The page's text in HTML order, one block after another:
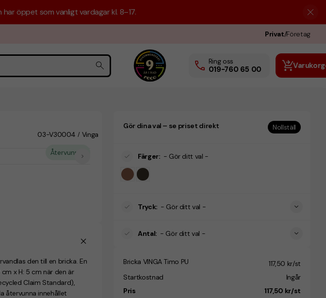
öppet som vanligt vardagar kl. 8–17.
Privat/Företag
Ring oss
019-760 65 00
03-V30004 / Vinga
Återvunnet
den till en bricka. En
x H: 5 cm när den är
Claim Standard),
återvunna innehållet
Gör dina val – se priset direkt Nollställ
Färger: - Gör ditt val -
Tryck: - Gör ditt val -
Antal: - Gör ditt val -
Bricka VINGA Timo PU
117,50 kr/st
Startkostnad
Ingår
Pris
117,50 kr/st